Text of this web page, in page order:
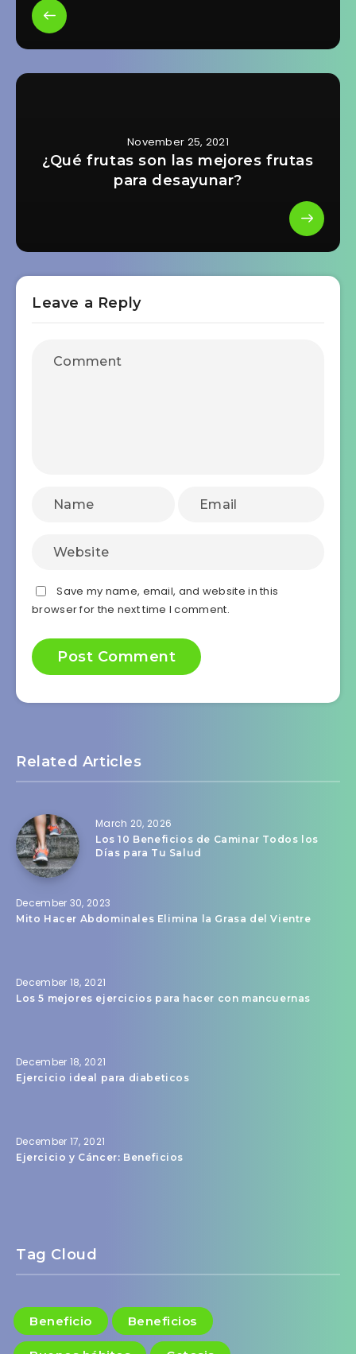
November 25, 2021
¿Qué frutas son las mejores frutas
para desayunar?
Leave a Reply
Save my name, email, and website in this
browser for the next time I comment.
Related Articles
March 20, 2026
Los 10 Beneficios de Caminar Todos los
Días para Tu Salud
December 30, 2023
Mito Hacer Abdominales Elimina la Grasa del Vientre
December 18, 2021
Los 5 mejores ejercicios para hacer con mancuernas
December 18, 2021
Ejercicio ideal para diabeticos
December 17, 2021
Ejercicio y Cáncer: Beneficios
Tag Cloud
Beneficio Beneficios